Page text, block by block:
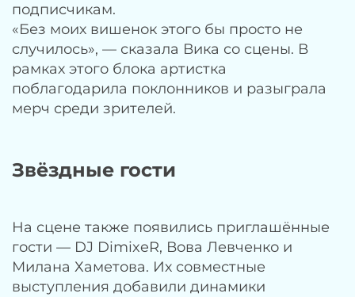
подписчикам.
«Без моих вишенок этого бы просто не
случилось», — сказала Вика со сцены. В
рамках этого блока артистка
поблагодарила поклонников и разыграла
мерч среди зрителей.
Звёздные гости
На сцене также появились приглашённые
гости — DJ DimixeR, Вова Левченко и
Милана Хаметова. Их совместные
выступления добавили динамики